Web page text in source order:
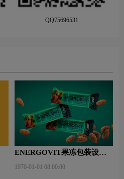
QQ75696531
ENERGOVIT果冻包装设计
1970-01-01 08:00:00